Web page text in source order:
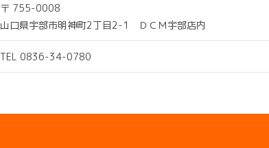
〒 755-0008
山口県宇部市明神町2丁目2-1 ＤＣＭ宇部店内
TEL 0836-34-0780